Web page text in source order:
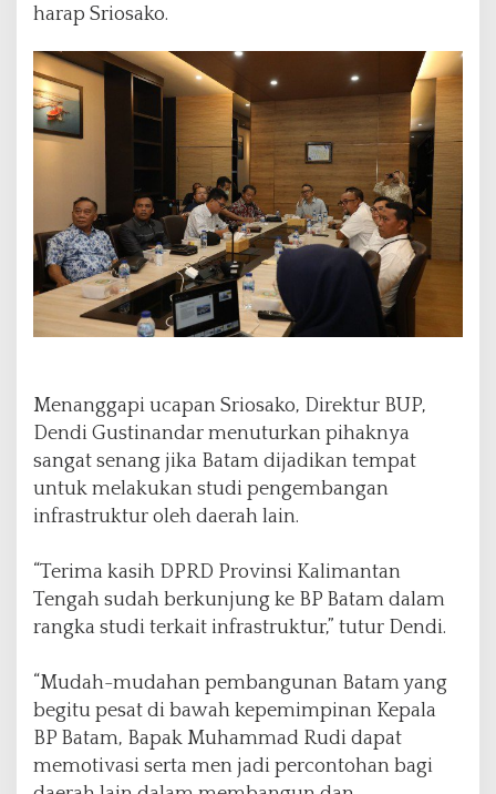
harap Sriosako.
Menanggapi ucapan Sriosako, Direktur BUP,
Dendi Gustinandar menuturkan pihaknya
sangat senang jika Batam dijadikan tempat
untuk melakukan studi pengembangan
infrastruktur oleh daerah lain.
“Terima kasih DPRD Provinsi Kalimantan
Tengah sudah berkunjung ke BP Batam dalam
rangka studi terkait infrastruktur,” tutur Dendi.
“Mudah-mudahan pembangunan Batam yang
begitu pesat di bawah kepemimpinan Kepala
BP Batam, Bapak Muhammad Rudi dapat
memotivasi serta men jadi percontohan bagi